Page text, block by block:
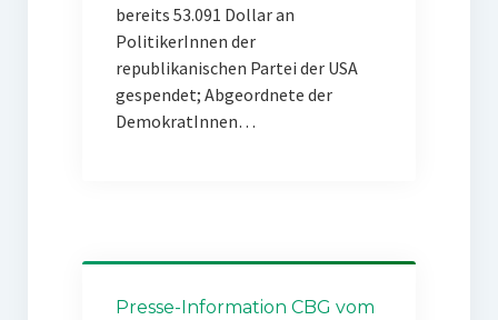
bereits 53.091 Dollar an
PolitikerInnen der
republikanischen Partei der USA
gespendet; Abgeordnete der
DemokratInnen…
Presse-Information CBG vom